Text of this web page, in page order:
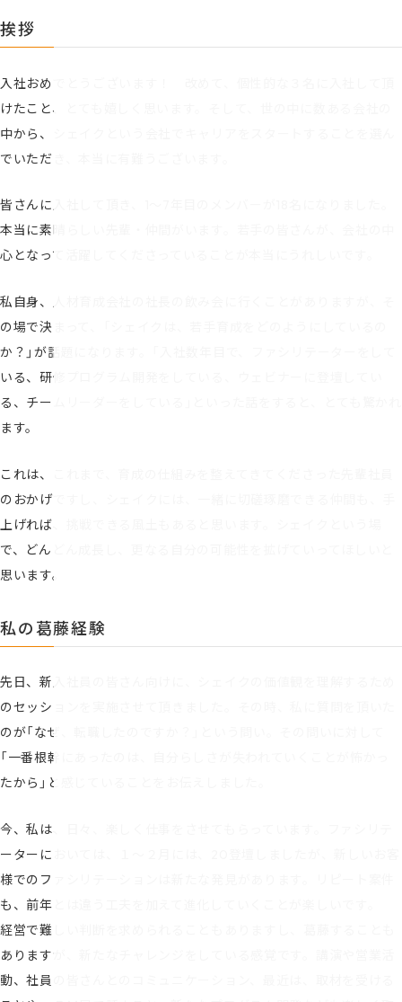
挨拶
入社おめでとうございます！ 改めて、個性的な３名に入社して頂
けたこと、とても嬉しく思います。そして、世の中に数ある会社の
中から、シェイクという会社でキャリアをスタートすることを選ん
でいただき、本当に有難うございます。
皆さんに入社して頂き、1～7年目のメンバーが18名になりました。
本当に素晴らしい先輩・仲間がいます。若手の皆さんが、会社の中
心となって活躍してくださっていることが本当にうれしいです。
私自身、人材育成会社の社長の飲み会に行くことがありますが、そ
の場で決まって、「シェイクは、若手育成をどのようにしているの
か？」が話題になります。「入社数年目で、ファシリテーターをして
いる、研修プログラム開発をしている、ウェビナーに登壇してい
る、チームリーダーをしている」といった話をすると、とても驚かれ
ます。
これは、これまで、育成の仕組みを整えてきてくださった先輩社員
のおかげですし、シェイクには、一緒に切磋琢磨できる仲間も、手
上げれば、挑戦できる風土もあると思います。シェイクという場
で、どんどん成長し、更なる自分の可能性を拡げていってほしいと
思います。
私の葛藤経験
先日、新入社員の皆さん向けに、シェイクの価値観を理解するため
のセッションを実施させて頂きました。その時、私に質問を頂いた
のが「なぜ、転職したのですか？」という問い。その問いに対して
「一番根幹にあったのは、自分らしさが失われていくことが怖かっ
たから」と感じていることをお伝えしました。
今、私は、日々、楽しく仕事をさせてもらっています。ファシリテ
ーターにおいては、１～２月には、20登壇しましたが、新しいお客
様でのファシリテーションは新たな発見があります。リピート案件
も、前年とは違う工夫を加えて進化していくことが楽しいです。
経営で難しい判断を求められることもありますし、葛藤することも
ありますが、新たなチャレンジをしている感覚です。講演や営業活
動、社員の皆さんとのコミュニケーション、最近は、取材を受ける